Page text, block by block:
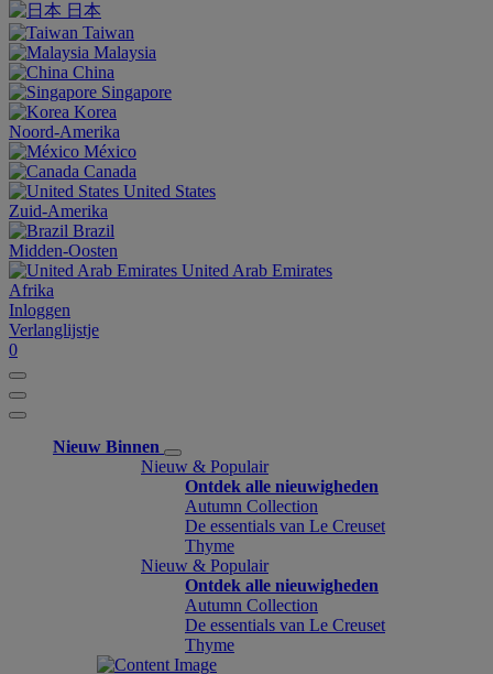
日本
Taiwan
Malaysia
China
Singapore
Korea
Noord-Amerika
México
Canada
United States
Zuid-Amerika
Brazil
Midden-Oosten
United Arab Emirates
Afrika
Inloggen
Verlanglijstje
0
Nieuw Binnen
Nieuw & Populair
Ontdek alle nieuwigheden
Autumn Collection
De essentials van Le Creuset
Thyme
Nieuw & Populair
Ontdek alle nieuwigheden
Autumn Collection
De essentials van Le Creuset
Thyme